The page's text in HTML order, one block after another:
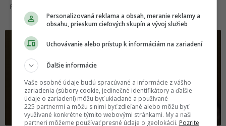
FILMY A SERIÁLY
Personalizovaná reklama a obsah, meranie reklamy a
obsahu, prieskum cieľových skupín a vývoj služieb
Uchovávanie alebo prístup k informáciám na zariadení
Ďalšie informácie
Vaše osobné údaje budú spracúvané a informácie z vášho
zariadenia (súbory cookie, jedinečné identifikátory a ďalšie
údaje o zariadení) môžu byť ukladané a používané
225 partnermi a môžu s nimi byť zdieľané alebo môžu byť
využívané konkrétne týmito webovými stránkami. My a naši
partneri môžeme používať presné údaje o geolokácii. Pozrite